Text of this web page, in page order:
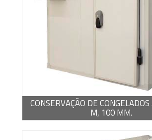
CONSERVAÇÃO DE
M, 100 MM.
PDF / 1,22